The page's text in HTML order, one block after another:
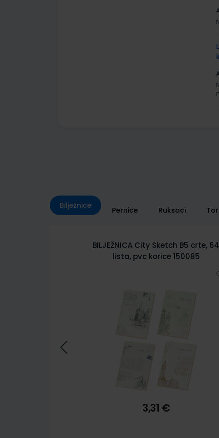
Bilježnice Pernice Ruksaci
BILJEŽNICA City Sketch B5 crte, 64
lista, pvc korice 150085
3,31 €